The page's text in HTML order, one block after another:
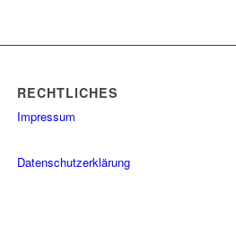
RECHTLICHES
Impressum
Datenschutzerklärung